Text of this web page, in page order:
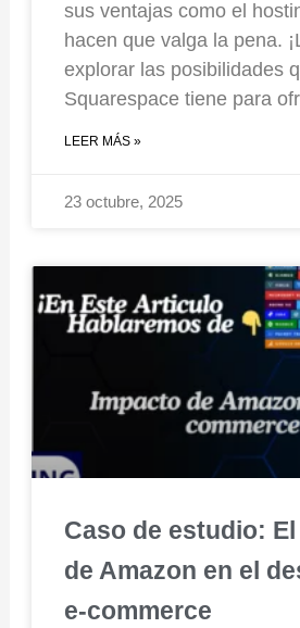
sus ventajas como el
hacen que valga la pena.
explorar las posibilidades
Squarespace tiene para
LEER MÁS »
23 octubre, 2025
Caso de estudio:
de Amazon en el
e-commerce